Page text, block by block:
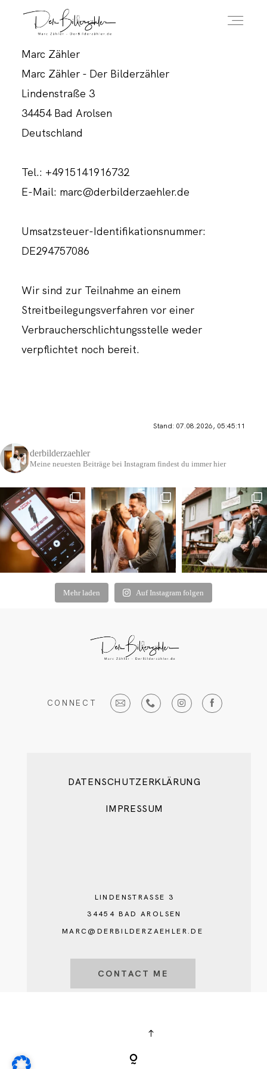
Marc Zähler
Marc Zähler - Der Bilderzähler
Lindenstraße 3
34454 Bad Arolsen
Deutschland
Tel.: +4915141916732
E-Mail: marc@derbilderzaehler.de
Umsatzsteuer-Identifikationsnummer:
DE294757086
Wir sind zur Teilnahme an einem
Streitbeilegungsverfahren vor einer
Verbraucherschlichtungsstelle weder
verpflichtet noch bereit.
Stand: 07.08.2026, 05:45:11
derbilderzaehler
Meine neuesten Beiträge bei Instagram findest du immer hier
Mehr laden Auf Instagram folgen
LINDENSTRASSE 3
DATENSCHUTZERKLÄRUNG
IMPRESSUM
34454 BAD AROLSEN
MARC@DERBILDERZAEHLER.DE
CONNECT
CONTACT ME
ÜBER MICH
HOCHZEITSREPORTAGEN
IMPRESSUM